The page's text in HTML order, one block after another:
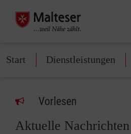
Start Dienstleistungen
Vorlesen
Aktuelle Nachrichten